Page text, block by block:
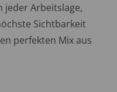
jeder Arbeitslage,
Sichtbarkeit
perfekten Mix aus